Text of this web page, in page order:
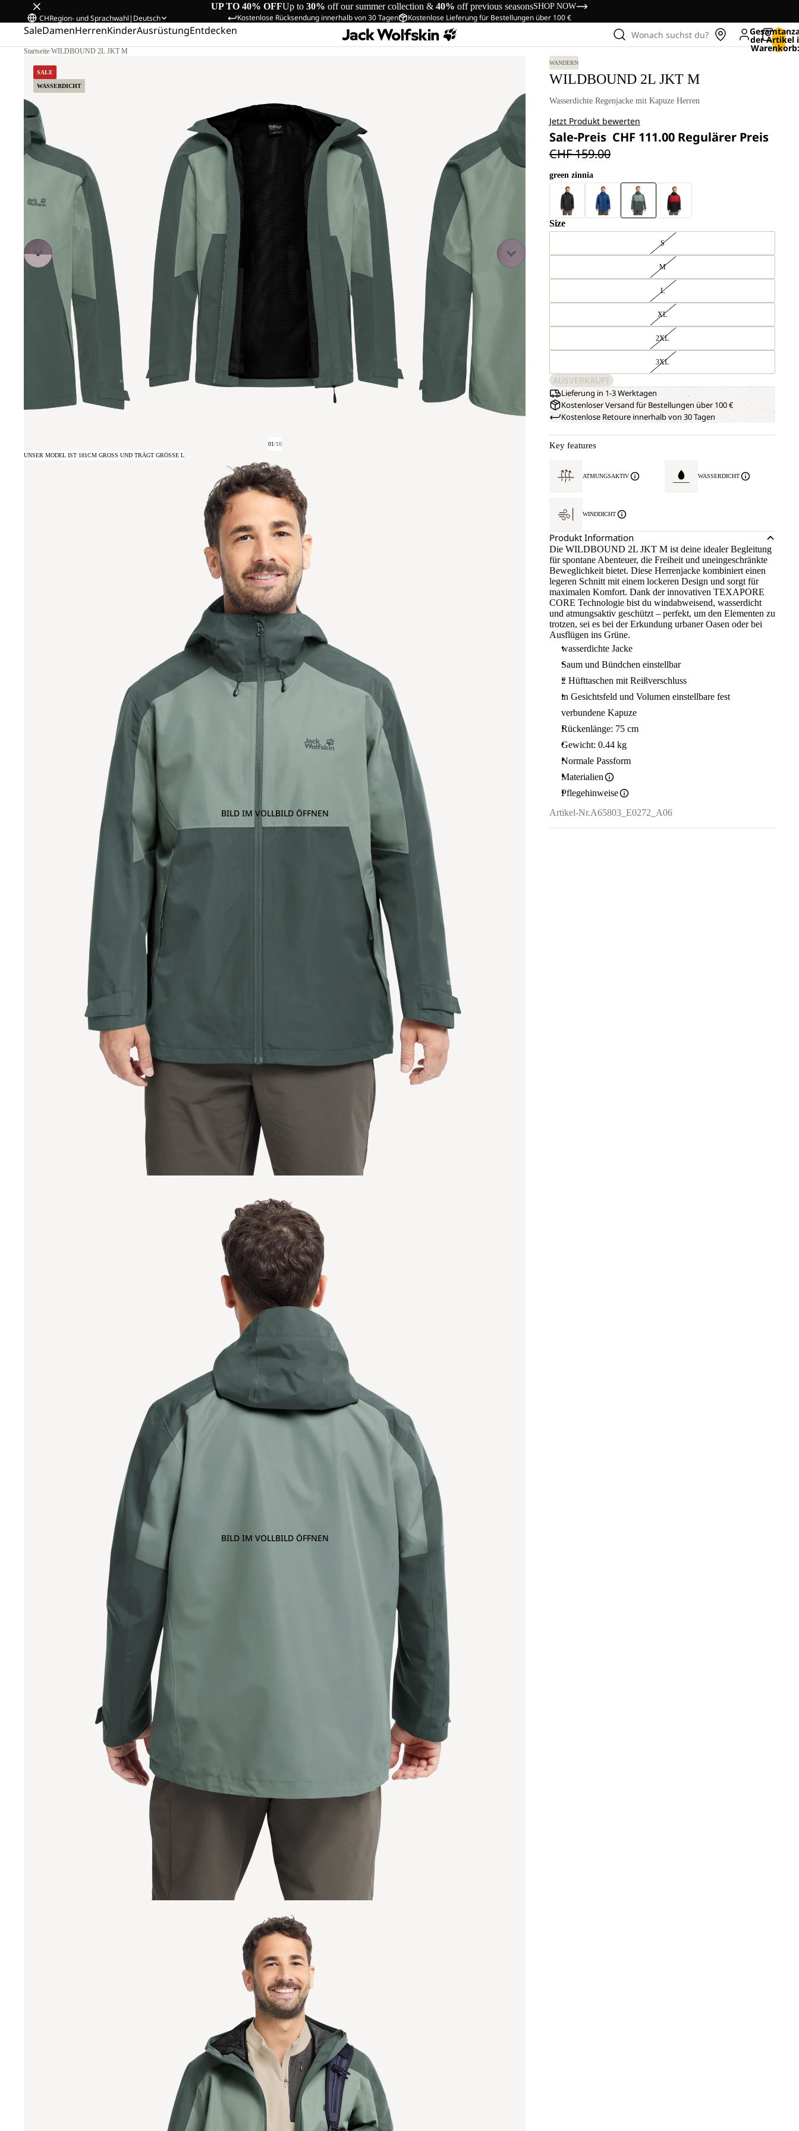
UP TO 40% OFFUp to 30% off our summer collection & 40% off previous seasonsSHOP NOW
Kostenlose Rücksendung innerhalb von 30 Tagen Kostenlose Lieferung für Bestellungen über 100 €
CHRegion- und Sprachwahl| Deutsch
SaleDamenHerrenKinderAusrüstungEntdecken Wonach suchst du? der Artikel
Startseite/WILDBOUND 2L JKT M
SALE
WASSERDICHT
01/10
BILD IM VOLLBILD ÖFFNEN
UNSER MODEL IST 181CM GROSS UND TRÄGT GRÖSSE L
BILD IM VOLLBILD ÖFFNEN
WANDERN
WILDBOUND 2L JKT M
Wasserdichte Regenjacke mit Kapuze Herren
Jetzt Produkt bewerten
Sale-Preis CHF 111.00 Regulärer Preis
CHF 159.00
green zinnia
Size
S
M
L
XL
2XL
3XL
AUSVERKAUFT
Lieferung in 1-3 Werktagen
Kostenloser Versand für Bestellungen über 100 €
Kostenlose Retoure innerhalb von 30 Tagen
Key features
ATMUNGSAKTIV WASSERDICHT
WINDDICHT
Produkt Information
Die WILDBOUND 2L JKT M ist deine idealer Begleitung
für spontane Abenteuer, die Freiheit und uneingeschränkte
Beweglichkeit bietet. Diese Herrenjacke kombiniert einen
legeren Schnitt mit einem lockeren Design und sorgt für
maximalen Komfort. Dank der innovativen TEXAPORE
CORE Technologie bist du windabweisend, wasserdicht
und atmungsaktiv geschützt – perfekt, um den Elementen zu
trotzen, sei es bei der Erkundung urbaner Oasen oder bei
Ausflügen ins Grüne.
wasserdichte Jacke
Saum und Bündchen einstellbar
2 Hüfttaschen mit Reißverschluss
in Gesichtsfeld und Volumen einstellbare fest
verbundene Kapuze
Rückenlänge: 75 cm
Gewicht: 0.44 kg
Normale Passform
Materialien
Pflegehinweise
Artikel-Nr.A65803_E0272_A06